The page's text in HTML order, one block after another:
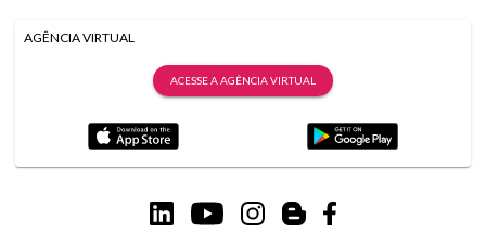
AGÊNCIA VIRTUAL
ACESSE A AGÊNCIA VIRTUAL